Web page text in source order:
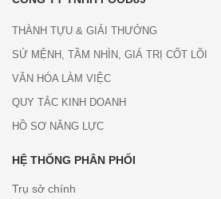
THÀNH TỰU & GIẢI THƯỞNG
SỨ MỆNH, TẦM NHÌN, GIÁ TRỊ CỐT LÕI
VĂN HÓA LÀM VIỆC
QUY TẮC KINH DOANH
HỒ SƠ NĂNG LỰC
HỆ THỐNG PHÂN PHỐI
Trụ sở chính